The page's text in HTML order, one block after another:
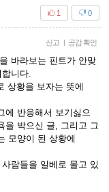
0
1
신고 공감 확인
바라보는 핀트가 안맞
니다.
상황을 보자는 뜻에
에 반응해서 보기싫으
을 박으신 글, 그리고 그
모양이 된 상황에
람들을 일베로 몰고 있